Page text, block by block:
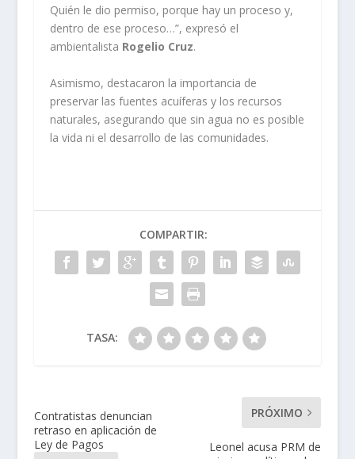
Quién le dio permiso, porque hay un proceso y,
dentro de ese proceso…”, expresó el
ambientalista Rogelio Cruz.
Asimismo, destacaron la importancia de
preservar las fuentes acuíferas y los recursos
naturales, asegurando que sin agua no es posible
la vida ni el desarrollo de las comunidades.
COMPARTIR:
TASA:
Contratistas denuncian
retraso en aplicación de
Ley de Pagos
PRÓXIMO
Leonel acusa PRM de